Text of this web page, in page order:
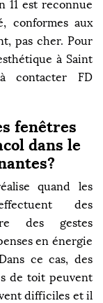
11 est reconnue
conformes aux
pas cher. Pour
à Saint
contacter FD
fenêtres
dans le
quand les
des
des gestes
en énergie
ce cas, des
de toit peuvent
difficiles et il